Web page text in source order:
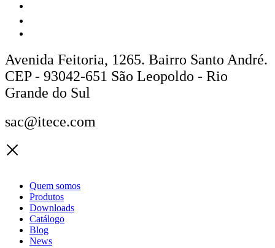
Avenida Feitoria, 1265. Bairro Santo André.
CEP - 93042-651 São Leopoldo - Rio
Grande do Sul
sac@itece.com
Quem somos
Produtos
Downloads
Catálogo
Blog
News